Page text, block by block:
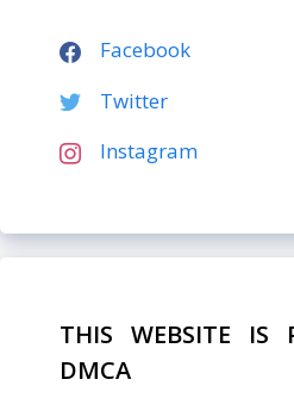
Facebook
Twitter
Instagram
THIS WEBSITE IS
DMCA